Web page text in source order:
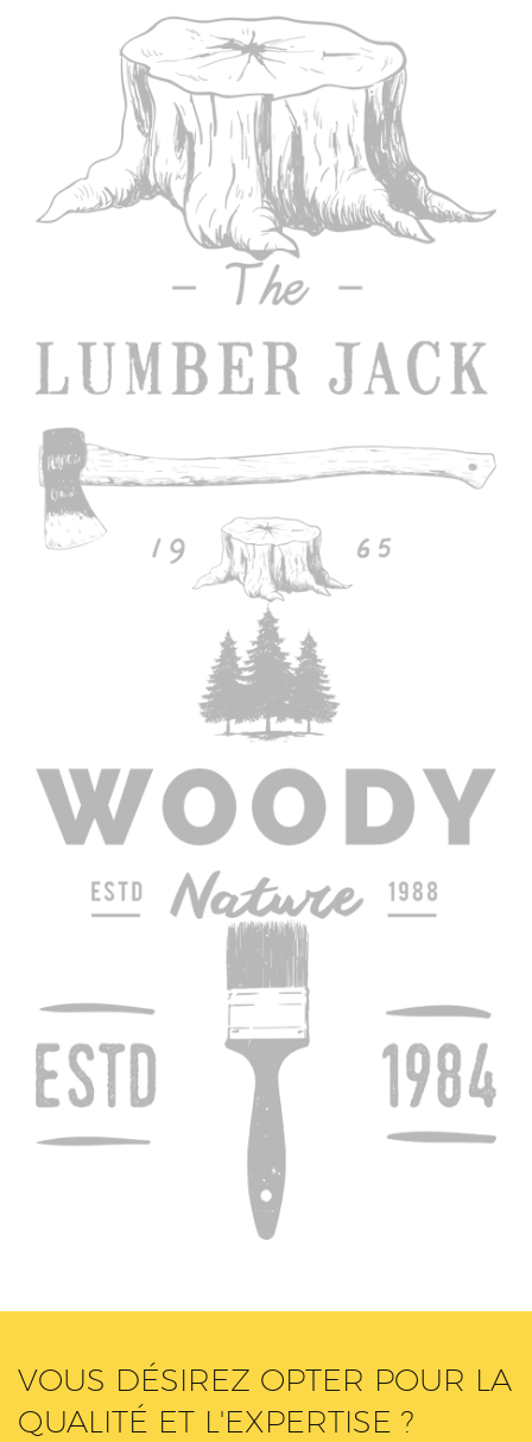
VOUS DÉSIREZ OPTER POUR LA
QUALITÉ ET L'EXPERTISE ?